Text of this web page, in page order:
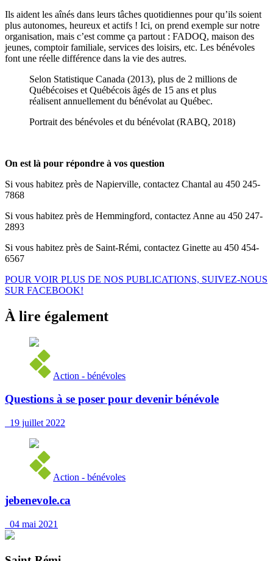
Ils aident les aînés dans leurs tâches quotidiennes pour qu’ils soient
plus autonomes, heureux et actifs ! Ici, on prend exemple sur notre
organisation, mais c’est comme ça partout : FADOQ, maison des
jeunes, comptoir familiale, services des loisirs, etc. Les bénévoles
font une réelle différence dans la vie des autres.
Selon Statistique Canada (2013), plus de 2 millions de
Québécoises et Québécois âgés de 15 ans et plus
réalisent annuellement du bénévolat au Québec.
Portrait des bénévoles et du bénévolat (RABQ, 2018)
On est là pour répondre à vos question
Si vous habitez près de Napierville, contactez Chantal au 450 245-
7868
Si vous habitez près de Hemmingford, contactez Anne au 450 247-
2893
Si vous habitez près de Saint-Rémi, contactez Ginette au 450 454-
6567
POUR VOIR PLUS DE NOS PUBLICATIONS, SUIVEZ-NOUS
SUR FACEBOOK!
À lire également
Action - bénévoles
Questions à se poser pour devenir bénévole
19 juillet 2022
Action - bénévoles
jebenevole.ca
04 mai 2021